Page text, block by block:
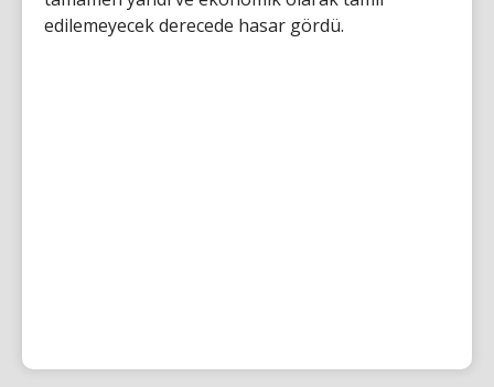
edilemeyecek derecede hasar gördü.